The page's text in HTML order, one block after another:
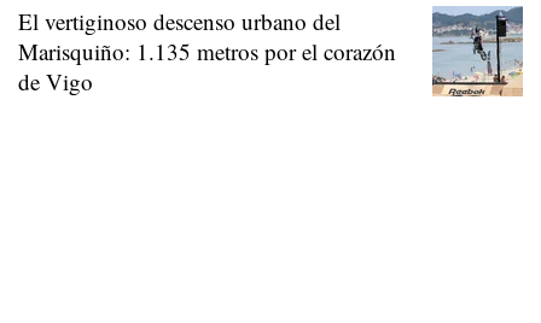
El vertiginoso descenso urbano del
Marisquiño: 1.135 metros por el corazón
de Vigo